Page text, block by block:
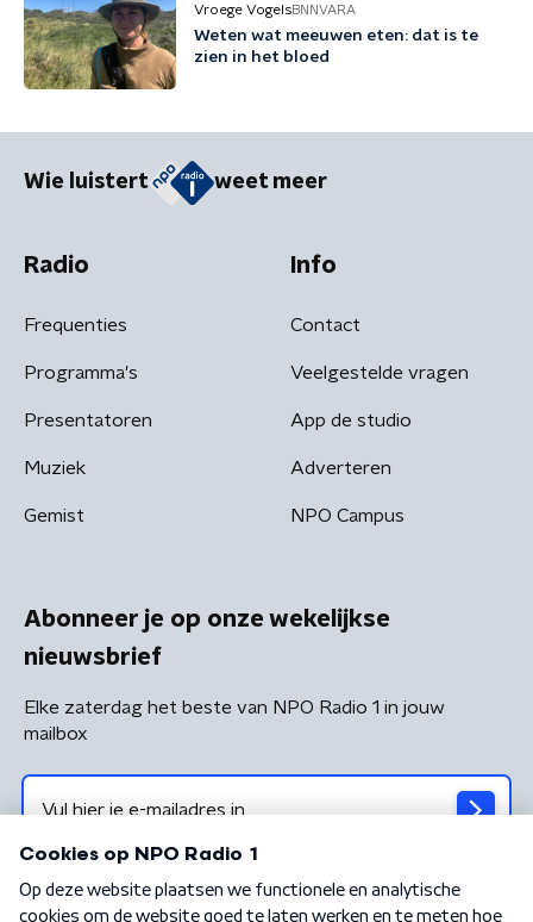
Vroege VogelsBNNVARA
Weten wat meeuwen eten: dat is te
zien in het bloed
Wie luistert weet meer
Radio
Frequenties
Programma's
Presentatoren
Muziek
Gemist
Info
Contact
Veelgestelde vragen
App de studio
Adverteren
NPO Campus
Abonneer je op onze wekelijkse
nieuwsbrief
Elke zaterdag het beste van NPO Radio 1 in jouw
mailbox